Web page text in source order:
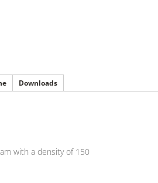
Downloads
with a density of 150